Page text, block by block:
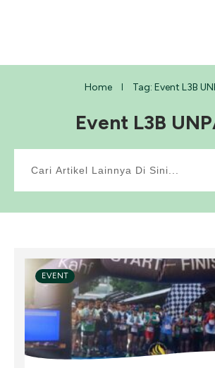
Home Tag: Event L3B
Event L3B
EVENT